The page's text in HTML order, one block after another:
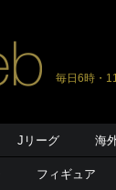
毎日6時・
Jリーグ 海
フィギュア